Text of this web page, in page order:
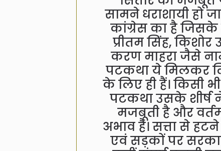
सामने धराशायी हो
कांग्रेस का है जिसके
प्रीतम सिंह,
करण माहरा जैसे
पटकथा ये मिलकर
के लिए ही हैं। किसी
पटकथा उसके
मजबूती है और
अभाव है। सत्ता से
एवं सड़कों पर